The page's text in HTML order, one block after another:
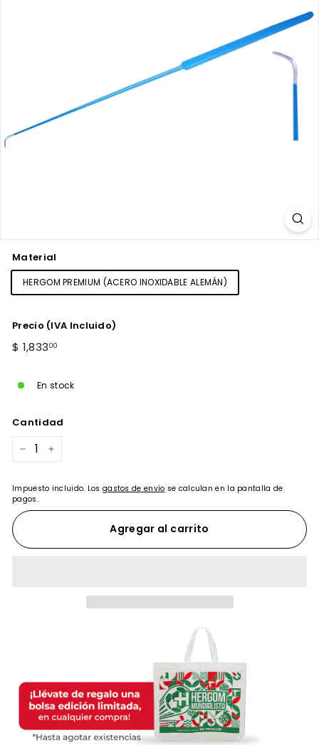
Material
HERGOM PREMIUM (ACERO INOXIDABLE ALEMÁN)
Precio (IVA Incluido)
Precio
$ 1,83300
En stock
Cantidad
+
Impuesto incluido. Los gastos de envío se calculan en la pantalla de
pagos.
Agregar al carrito